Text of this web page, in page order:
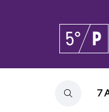
7